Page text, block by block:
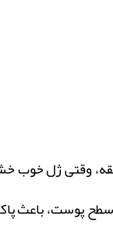
وقتی ژل خوب
سطح پوست، باعث